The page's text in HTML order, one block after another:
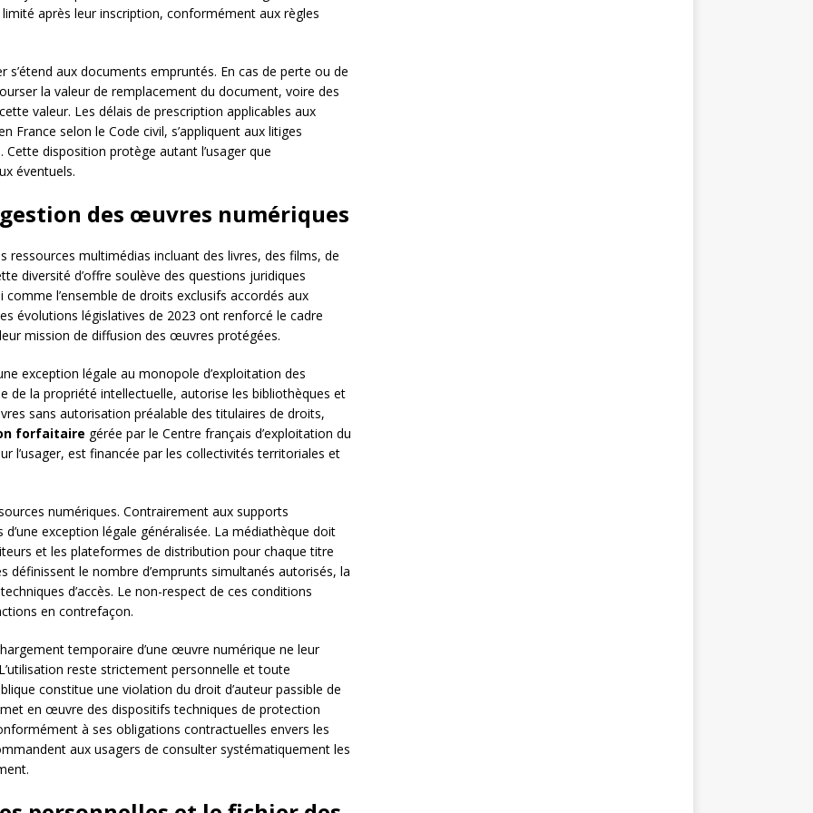
après leur inscription, conformément aux règles
s’étend aux documents empruntés. En cas de perte ou de
la valeur de remplacement du document, voire des
valeur. Les délais de prescription applicables aux
France selon le Code civil, s’appliquent aux litiges
disposition protège autant l’usager que
éventuels.
des œuvres numériques
ressources multimédias incluant des livres, des films, de
diversité d’offre soulève des questions juridiques
comme l’ensemble de droits exclusifs accordés aux
évolutions législatives de 2023 ont renforcé le cadre
mission de diffusion des œuvres protégées.
exception légale au monopole d’exploitation des
de la propriété intellectuelle, autorise les bibliothèques et
sans autorisation préalable des titulaires de droits,
forfaitaire gérée par le Centre français d’exploitation du
l’usager, est financée par les collectivités territoriales et
numériques. Contrairement aux supports
exception légale généralisée. La médiathèque doit
et les plateformes de distribution pour chaque titre
définissent le nombre d’emprunts simultanés autorisés, la
d’accès. Le non-respect de ces conditions
en contrefaçon.
temporaire d’une œuvre numérique ne leur
reste strictement personnelle et toute
constitue une violation du droit d’auteur passible de
en œuvre des dispositifs techniques de protection
à ses obligations contractuelles envers les
aux usagers de consulter systématiquement les